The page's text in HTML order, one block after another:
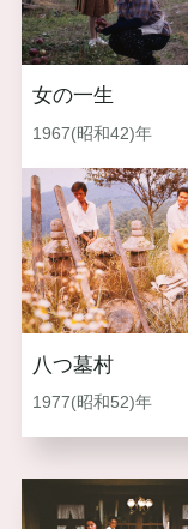
女の一生
1967(昭和42)年
八つ墓村
1977(昭和52)年